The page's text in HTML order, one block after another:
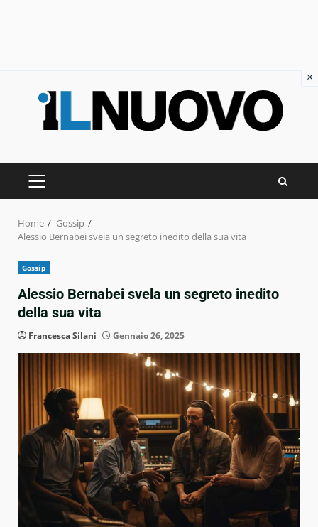
PRIMARY
Home
Gossip
Alessio Bernabei svela un segreto inedito della sua vita
Gossip
Alessio Bernabei svela un segreto inedito
della sua vita
Francesca Silani Gennaio 26, 2025
×